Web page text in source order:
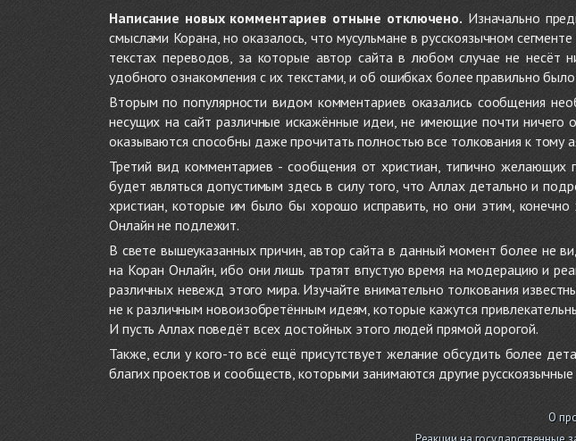
Написание новых комментариев отныне отключено. Изначально
смыслами Корана, но оказалось, что мусульмане в русскоязычном
текстах переводов, за которые автор сайта в любом случае не несёт
удобного ознакомления с их текстами, и об ошибках более правильно
Вторым по популярности видом комментариев оказались сообщения
несущих на сайт различные искажённые идеи, не имеющие почти
оказываются способны даже прочитать полностью все толкования к тому
Третий вид комментариев - сообщения от христиан, типично желающих
будет являться допустимым здесь в силу того, что Аллах детально и
христиан, которые им было бы хорошо исправить, но они этим,
Онлайн не подлежит.
В свете вышеуказанных причин, автор сайта в данный момент более не
на Коран Онлайн, ибо они лишь тратят впустую время на модерацию и
различных невежд этого мира. Изучайте внимательно толкования
не к различным новоизобретённым идеям, которые кажутся
И пусть Аллах поведёт всех достойных этого людей прямой дорогой.
Также, если у кого-то всё ещё присутствует желание обсудить более
благих проектов и сообществ, которыми занимаются другие
О